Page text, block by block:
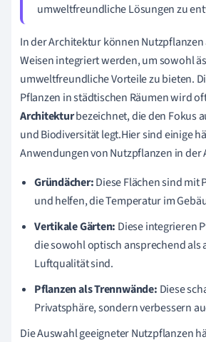
umweltfreundliche Lösungen zu
In der Architektur können
Weisen integriert werden, um sowohl
umweltfreundliche Vorteile zu bieten.
Pflanzen in städtischen Räumen wird
Architekturbezeichnet, die den Fokus
und Biodiversität legt.Hier sind einige
Anwendungen von Nutzpflanzen in der
Gründächer:Diese Flächen sind mit
und helfen, die Temperatur im
Vertikale Gärten: Diese integrieren
die sowohl optisch ansprechend als
Luftqualität sind.
Pflanzen als Trennwände: Diese
Privatsphäre, sondern verbessern
Die Auswahl geeigneter Nutzpflanzen